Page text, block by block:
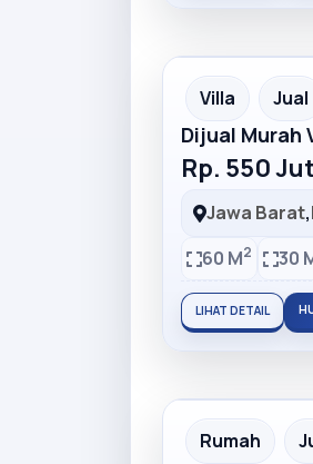
Partner Ad
Villa Jual
Dijual Murah
Rp. 550
Jawa Barat,
60 M2 30
LIHAT DETAIL
Partner Ad
Rumah